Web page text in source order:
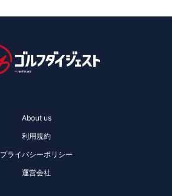
About us
利用規約
プライバシーポリシー
運営会社